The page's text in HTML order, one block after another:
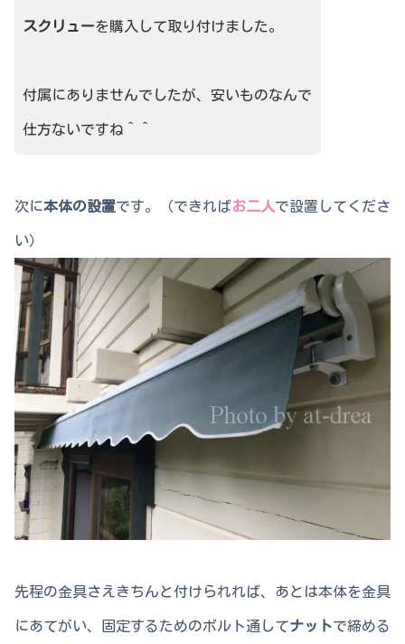
スクリューを購入して取り付けました。
付属にありませんでしたが、安いものなんで
仕方ないですね＾＾
次に本体の設置です。（できればお二人で設置してくださ
い）
先程の金具さえきちんと付けられれば、あとは本体を金具
にあてがい、固定するためのボルト通してナットで締める